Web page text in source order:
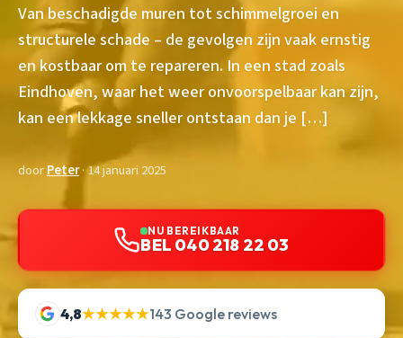
Van beschadigde muren tot schimmelgroei en
structurele schade – de gevolgen zijn vaak ernstig
en kostbaar om te repareren. In een stad zoals
Eindhoven, waar het weer onvoorspelbaar kan zijn,
kan een lekkage sneller ontstaan dan je […]
doorPeter· 14 januari 2025
NU BEREIKBAAR
BEL 040 218 22 03
4,8★★★★★143 Google reviews